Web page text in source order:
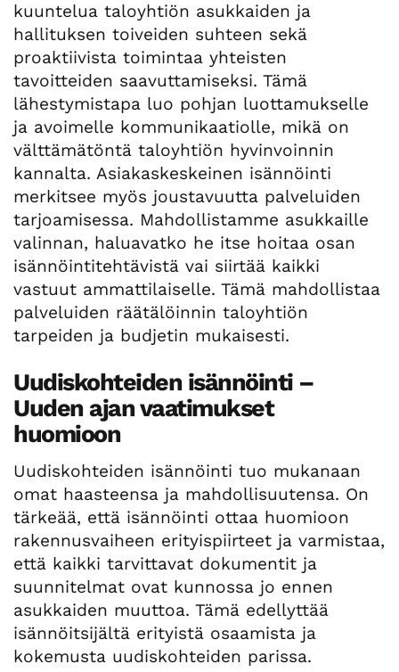
kuuntelua taloyhtiön asukkaiden ja
hallituksen toiveiden suhteen sekä
proaktiivista toimintaa yhteisten
tavoitteiden saavuttamiseksi. Tämä
lähestymistapa luo pohjan luottamukselle
ja avoimelle kommunikaatiolle, mikä on
välttämätöntä taloyhtiön hyvinvoinnin
kannalta. Asiakaskeskeinen isännöinti
merkitsee myös joustavuutta palveluiden
tarjoamisessa. Mahdollistamme asukkaille
valinnan, haluavatko he itse hoitaa osan
isännöintitehtävistä vai siirtää kaikki
vastuut ammattilaiselle. Tämä mahdollistaa
palveluiden räätälöinnin taloyhtiön
tarpeiden ja budjetin mukaisesti.
Uudiskohteiden isännöinti –
Uuden ajan vaatimukset
huomioon
Uudiskohteiden isännöinti tuo mukanaan
omat haasteensa ja mahdollisuutensa. On
tärkeää, että isännöinti ottaa huomioon
rakennusvaiheen erityispiirteet ja varmistaa,
että kaikki tarvittavat dokumentit ja
suunnitelmat ovat kunnossa jo ennen
asukkaiden muuttoa. Tämä edellyttää
isännöitsijältä erityistä osaamista ja
kokemusta uudiskohteiden parissa.